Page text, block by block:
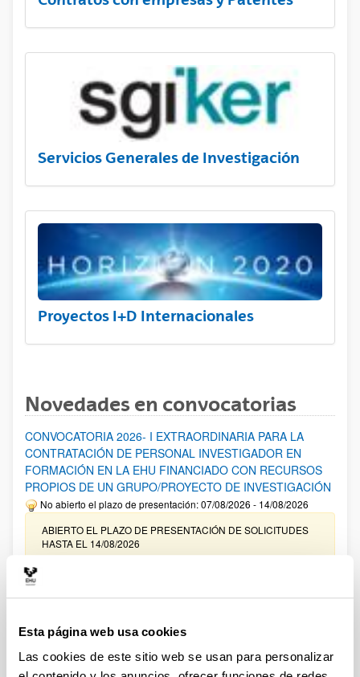
Esta página web usa cookies
Las cookies de este sitio web se usan para personalizar
Servicios Generales de Investigación
Proyectos I+D Internacionales
Novedades en convocatorias
CONVOCATORIA 2026- I EXTRAORDINARIA PARA LA
CONTRATACIÓN DE PERSONAL INVESTIGADOR EN
FORMACIÓN EN LA EHU FINANCIADO CON RECURSOS
PROPIOS DE UN GRUPO/PROYECTO DE INVESTIGACIÓN
No abierto el plazo de presentación: 07/08/2026 - 14/08/2026
ABIERTO EL PLAZO DE PRESENTACIÓN DE SOLICITUDES
HASTA EL 14/08/2026
Ayudas para financiación de la adquisición y renovación de
infraestructura científica y fondos bibliográficos en la
Trámite abierto
25/03/2026: Corrección de errores del listado provisional de
solicitudes admitidas y excluidas. 23/03/2026: Relación